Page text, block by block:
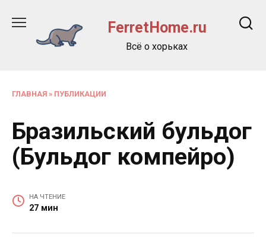
содержанию
FerretHome.ru
Всё о хорьках
ГЛАВНАЯ » ПУБЛИКАЦИИ
Бразильский бульдог
(Бульдог компейро)
НА ЧТЕНИЕ
27 мин